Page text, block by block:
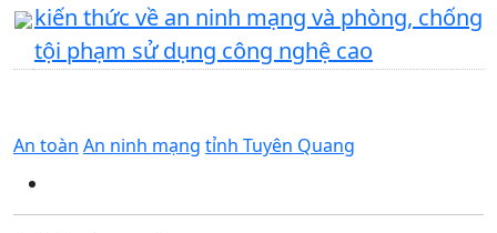
kiến thức về an ninh mạng và phòng, chống
tội phạm sử dụng công nghệ cao
An toàn An ninh mạng tỉnh Tuyên Quang